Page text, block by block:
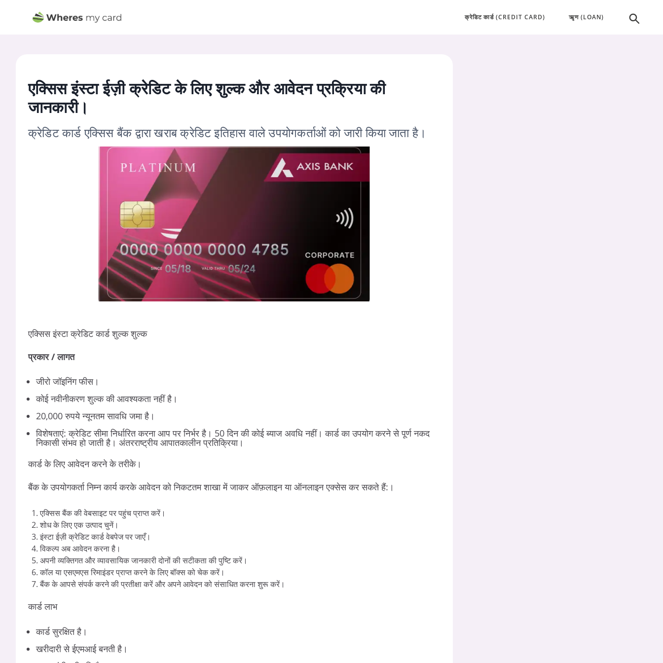
क्रेडिट कार्ड (CREDIT CARD) ऋृण (LOAN)
एक्सिस इंस्टा ईज़ी क्रेडिट के लिए शुल्क और आवेदन प्रक्रिया की
जानकारी।
क्रेडिट कार्ड एक्सिस बैंक द्वारा खराब क्रेडिट इतिहास वाले उपयोगकर्ताओं को जारी किया जाता है।
एक्सिस इंस्टा क्रेडिट कार्ड शुल्क शुल्क
प्रकार / लागत
जीरो जॉइनिंग फीस।
कोई नवीनीकरण शुल्क की आवश्यकता नहीं है।
20,000 रुपये न्यूनतम सावधि जमा है।
विशेषताएं: क्रेडिट सीमा निर्धारित करना आप पर निर्भर है। 50 दिन की कोई ब्याज अवधि नहीं। कार्ड का उपयोग करने से पूर्ण नकद
निकासी संभव हो जाती है। अंतरराष्ट्रीय आपातकालीन प्रतिक्रिया।
कार्ड के लिए आवेदन करने के तरीके।
बैंक के उपयोगकर्ता निम्न कार्य करके आवेदन को निकटतम शाखा में जाकर ऑफ़लाइन या ऑनलाइन एक्सेस कर सकते हैं:।
एक्सिस बैंक की वेबसाइट पर पहुंच प्राप्त करें।
शोध के लिए एक उत्पाद चुनें।
इंस्टा ईज़ी क्रेडिट कार्ड वेबपेज पर जाएँ।
विकल्प अब आवेदन करना है।
अपनी व्यक्तिगत और व्यावसायिक जानकारी दोनों की सटीकता की पुष्टि करें।
कॉल या एसएमएस रिमाइंडर प्राप्त करने के लिए बॉक्स को चेक करें।
बैंक के आपसे संपर्क करने की प्रतीक्षा करें और अपने आवेदन को संसाधित करना शुरू करें।
कार्ड लाभ
कार्ड सुरक्षित है।
खरीदारी से ईएमआई बनती है।